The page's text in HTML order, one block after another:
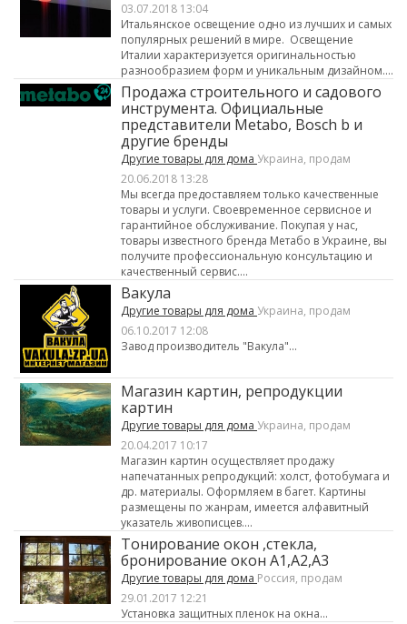
03.07.2018 13:04
Итальянское освещение одно из лучших и самых
популярных решений в мире. Освещение
Италии характеризуется оригинальностью
разнообразием форм и уникальным дизайном....
Продажа строительного и садового
инструмента. Официальные
представители Metabo, Bosch b и
другие бренды
Другие товары для дома Украина, продам
20.06.2018 13:28
Мы всегда предоставляем только качественные
товары и услуги. Своевременное сервисное и
гарантийное обслуживание. Покупая у нас,
товары известного бренда Метабо в Украине, вы
получите профессиональную консультацию и
качественный сервис....
Вакула
Другие товары для дома Украина, продам
06.10.2017 12:08
Завод производитель "Вакула"...
Магазин картин, репродукции
картин
Другие товары для дома Украина, продам
20.04.2017 10:17
Магазин картин осуществляет продажу
напечатанных репродукций: холст, фотобумага и
др. материалы. Оформляем в багет. Картины
размещены по жанрам, имеется алфавитный
указатель живописцев....
Тонирование окон ,стекла,
бронирование окон А1,А2,А3
Другие товары для дома Россия, продам
29.01.2017 12:21
Установка защитных пленок на окна...